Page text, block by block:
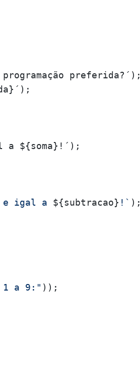
preferida?´);
e igal a ${subtracao} !`
1 a 9:"